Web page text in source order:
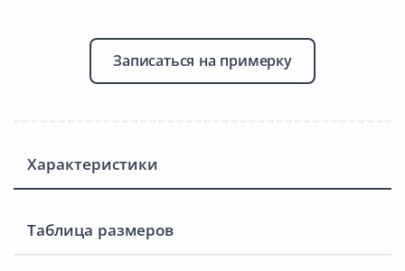
Записаться на примерку
Характеристики
Таблица размеров